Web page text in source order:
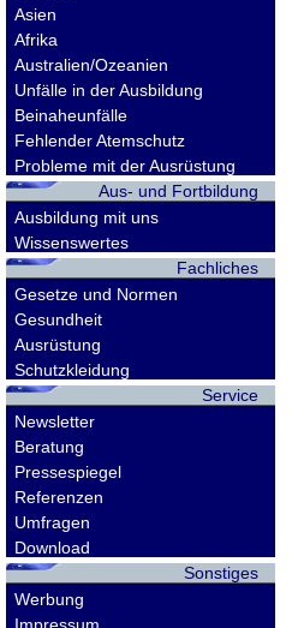
Asien
Afrika
Australien/Ozeanien
Unfälle in der Ausbildung
Beinaheunfälle
Fehlender Atemschutz
Probleme mit der Ausrüstung
Aus- und Fortbildung
Ausbildung mit uns
Wissenswertes
Fachliches
Gesetze und Normen
Gesundheit
Ausrüstung
Schutzkleidung
Service
Newsletter
Beratung
Pressespiegel
Referenzen
Umfragen
Download
Sonstiges
Werbung